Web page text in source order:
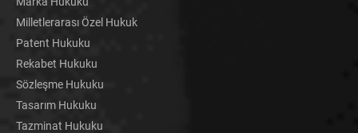
Milletlerarası Özel Hukuk
Patent Hukuku
Rekabet Hukuku
Sözleşme Hukuku
Tasarım Hukuku
Tazminat Hukuku